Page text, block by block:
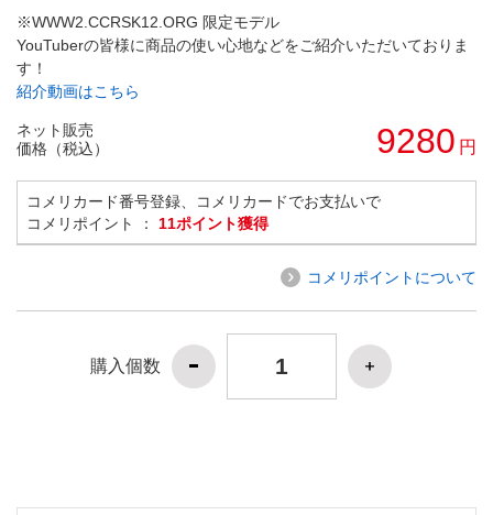
※WWW2.CCRSK12.ORG 限定モデル
YouTuberの皆様に商品の使い心地などをご紹介いただいておりま
す！
紹介動画はこちら
ネット販売
価格（税込）
9280 円
コメリカード番号登録、コメリカードでお支払いで
コメリポイント ： 11ポイント獲得
コメリポイントについて
購入個数